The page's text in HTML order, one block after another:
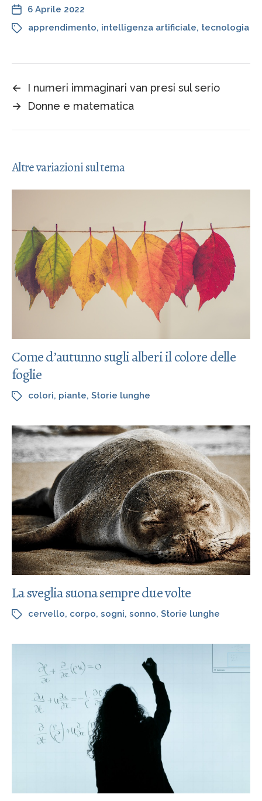
6 Aprile 2022
apprendimento, intelligenza artificiale, tecnologia
←
I numeri immaginari van presi sul serio
→
Donne e matematica
Altre variazioni sul tema
Come d’autunno sugli alberi il colore delle
foglie
colori, piante, Storie lunghe
La sveglia suona sempre due volte
cervello, corpo, sogni, sonno, Storie lunghe